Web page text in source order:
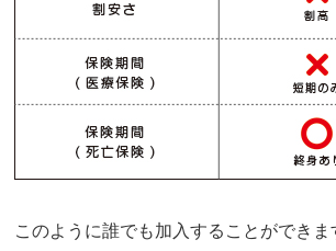
このように誰でも加入することができ